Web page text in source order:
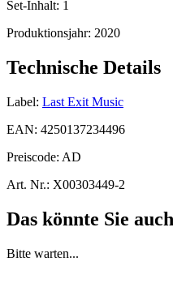
Set-Inhalt: 1
Produktionsjahr: 2020
Technische Details
Label: Last Exit Music
EAN: 4250137234496
Preiscode: AD
Art. Nr.: X00303449-2
Das könnte Sie
Bitte warten...